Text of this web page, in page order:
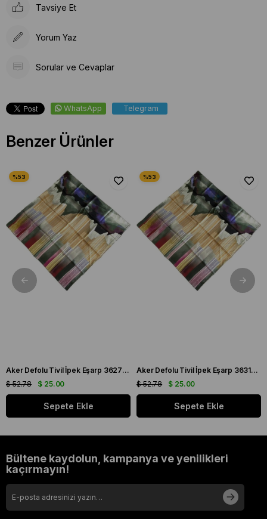
Tavsiye Et
Yorum Yaz
Sorular ve Cevaplar
WhatsApp Telegram
Benzer Ürünler
Aker Defolu Tivil İpek Eşarp 36275 Yeşil Karışık Desen
$ 25.00
$ 52.78
Sepete Ekle
Aker Defolu Tivil İpek Eşarp 36312 Yeşil Karışık Desen
$ 25.00
$ 52.78
Sepete Ekle
Bültene kaydolun, kampanya ve yenilikleri
kaçırmayın!